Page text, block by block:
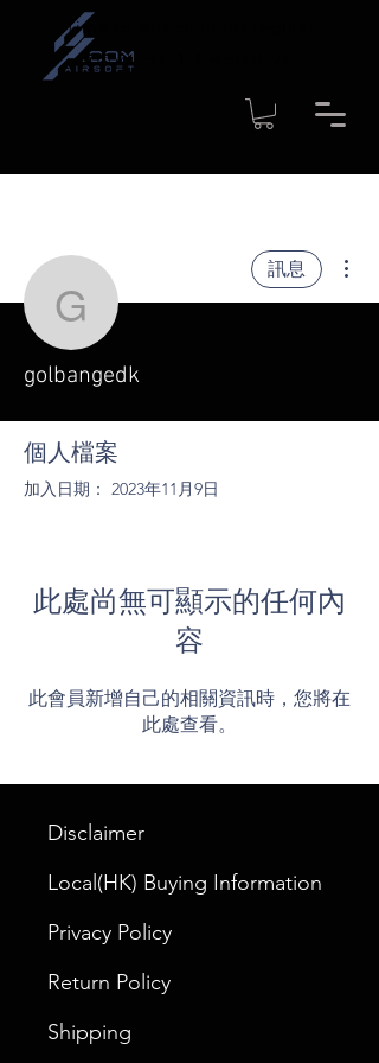
Time to shipment for regular
products: 1-4 workdays
golbangedk
訊息
golbangedk
個人檔案
加入日期： 2023年11月9日
此處尚無可顯示的任何內
容
此會員新增自己的相關資訊時，您將在
此處查看。
Disclaimer
Local(HK) Buying Information
Privacy Policy
Return Policy
Shipping